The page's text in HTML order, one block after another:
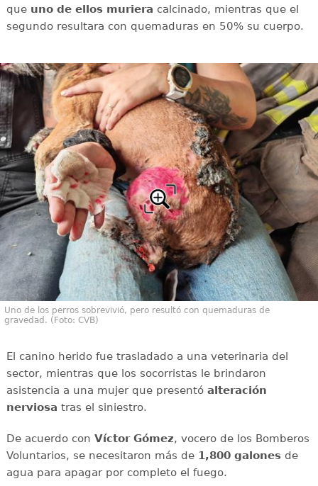
que uno de ellos muriera calcinado, mientras que el
segundo resultara con quemaduras en 50% su cuerpo.
Uno de los perros sobrevivió, pero resultó con quemaduras de
gravedad. (Foto: CVB)
El canino herido fue trasladado a una veterinaria del
sector, mientras que los socorristas le brindaron
asistencia a una mujer que presentó alteración
nerviosa tras el siniestro.
De acuerdo con Víctor Gómez, vocero de los Bomberos
Voluntarios, se necesitaron más de 1,800 galonesde
agua para apagar por completo el fuego.